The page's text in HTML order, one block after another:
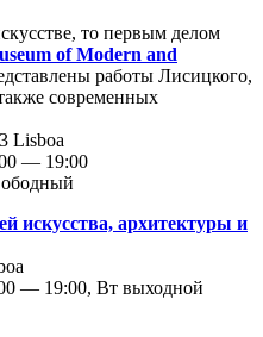
то первым делом
of Modern and
работы Лисицкого,
современных
Lisboa
— 19:00
искусства, архитектуры и
— 19:00, Вт выходной